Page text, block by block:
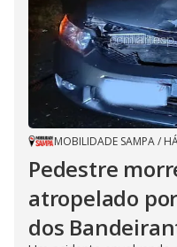
MOBILIDADE SAMPA/
Pedestre
atropelado
dos